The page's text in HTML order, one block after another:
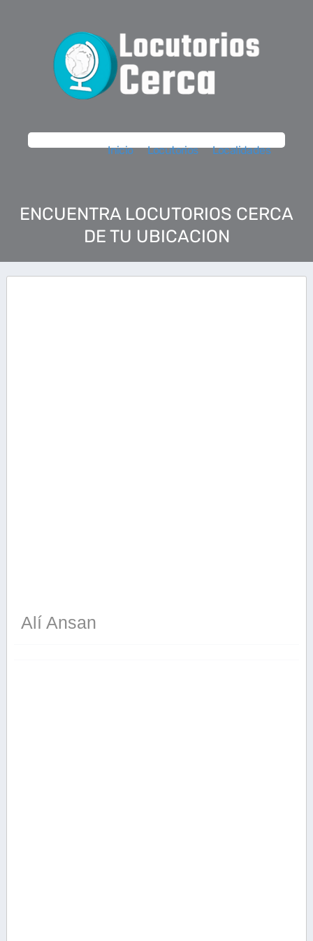
Inicio Locutorios Localidades
ENCUENTRA LOCUTORIOS CERCA
DE TU UBICACION
Alí Ansan